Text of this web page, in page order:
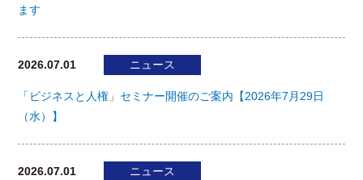
ます
2026.07.01 ニュース
「ビジネスと人権」セミナー開催のご案内【2026年7月29日
（水）】
2026.07.01 ニュース